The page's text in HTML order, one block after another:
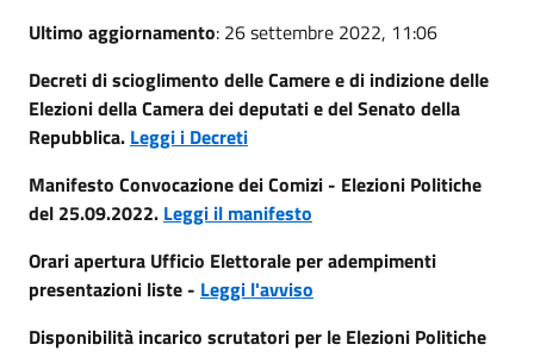
Ultimo aggiornamento: 26 settembre 2022, 11:06
Decreti di scioglimento delle Camere e di indizione delle
Elezioni della Camera dei deputati e del Senato della
Repubblica. Leggi i Decreti
Manifesto Convocazione dei Comizi - Elezioni Politiche
del 25.09.2022. Leggi il manifesto
Orari apertura Ufficio Elettorale per adempimenti
presentazioni liste - Leggi l'avviso
Disponibilità incarico scrutatori per le Elezioni Politiche